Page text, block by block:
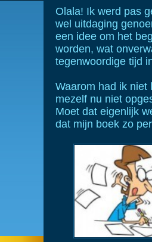
Olala! Ik werd pas
wel uitdaging
een idee om het
worden, wat
tegenwoordige tijd
Waarom had ik niet
mezelf nu niet
Moet dat eigenlijk
dat mijn boek zo